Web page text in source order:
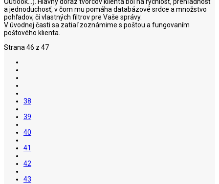
a jednoduchosť, v čom mu pomáha databázové srdce a množstvo
pohľadov, či vlastných filtrov pre Vaše správy.
V úvodnej časti sa zatiaľ zoznámime s poštou a fungovaním
poštového klienta.
Strana 46 z 47
38
39
40
41
42
43